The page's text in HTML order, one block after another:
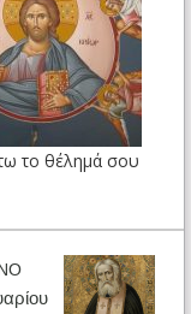
το θέλημά σου